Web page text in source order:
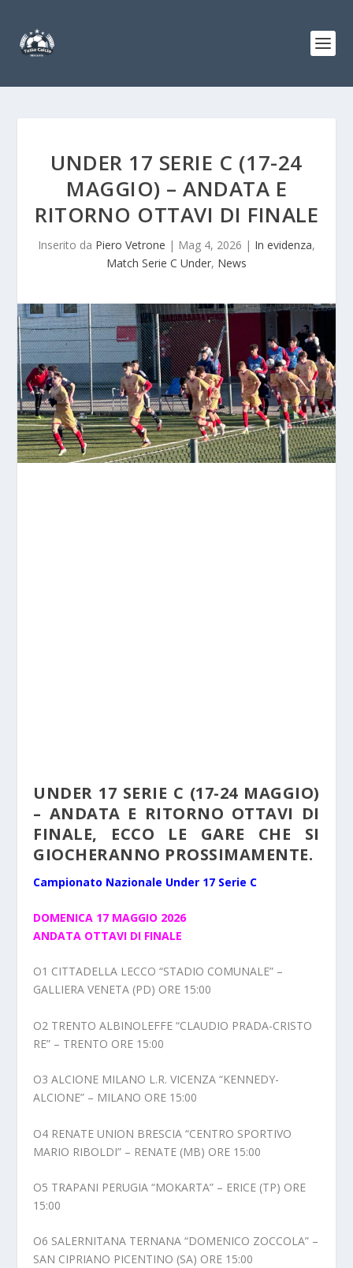
UNDER 17 SERIE C (17-24
MAGGIO) – ANDATA E
RITORNO OTTAVI DI FINALE
Inserito da Piero Vetrone | Mag 4, 2026 | In evidenza,
Match Serie C Under, News
UNDER 17 SERIE C (17-24 MAGGIO)
– ANDATA E RITORNO OTTAVI DI
FINALE, ECCO LE GARE CHE SI
GIOCHERANNO PROSSIMAMENTE.
Campionato Nazionale Under 17 Serie C
DOMENICA 17 MAGGIO 2026
ANDATA OTTAVI DI FINALE
O1 CITTADELLA LECCO “STADIO COMUNALE” –
GALLIERA VENETA (PD) ORE 15:00
O2 TRENTO ALBINOLEFFE “CLAUDIO PRADA-CRISTO
RE” – TRENTO ORE 15:00
O3 ALCIONE MILANO L.R. VICENZA “KENNEDY-
ALCIONE” – MILANO ORE 15:00
O4 RENATE UNION BRESCIA “CENTRO SPORTIVO
MARIO RIBOLDI” – RENATE (MB) ORE 15:00
O5 TRAPANI PERUGIA “MOKARTA” – ERICE (TP) ORE
15:00
O6 SALERNITANA TERNANA “DOMENICO ZOCCOLA” –
SAN CIPRIANO PICENTINO (SA) ORE 15:00